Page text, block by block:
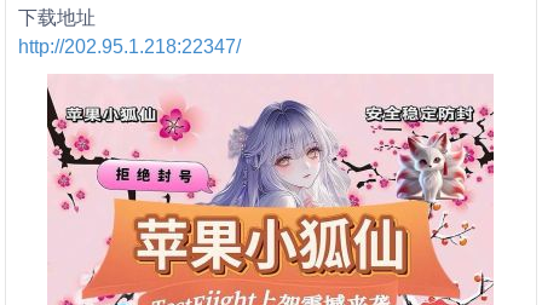
下载地址
http://202.95.1.218:22347/